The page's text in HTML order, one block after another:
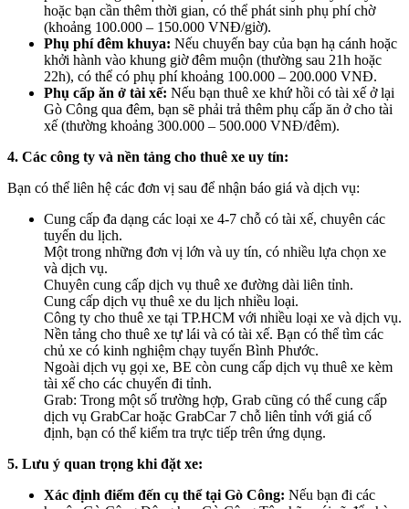
hoặc bạn cần thêm thời gian, có thể phát sinh phụ phí chờ
(khoảng 100.000 – 150.000 VNĐ/giờ).
Phụ phí đêm khuya: Nếu chuyến bay của bạn hạ cánh hoặc
khởi hành vào khung giờ đêm muộn (thường sau 21h hoặc
22h), có thể có phụ phí khoảng 100.000 – 200.000 VNĐ.
Phụ cấp ăn ở tài xế: Nếu bạn thuê xe khứ hồi có tài xế ở lại
Gò Công qua đêm, bạn sẽ phải trả thêm phụ cấp ăn ở cho tài
xế (thường khoảng 300.000 – 500.000 VNĐ/đêm).
4. Các công ty và nền tảng cho thuê xe uy tín:
Bạn có thể liên hệ các đơn vị sau để nhận báo giá và dịch vụ:
Cung cấp đa dạng các loại xe 4-7 chỗ có tài xế, chuyên các
tuyến du lịch.
Một trong những đơn vị lớn và uy tín, có nhiều lựa chọn xe
và dịch vụ.
Chuyên cung cấp dịch vụ thuê xe đường dài liên tỉnh.
Cung cấp dịch vụ thuê xe du lịch nhiều loại.
Công ty cho thuê xe tại TP.HCM với nhiều loại xe và dịch vụ.
Nền tảng cho thuê xe tự lái và có tài xế. Bạn có thể tìm các
chủ xe có kinh nghiệm chạy tuyến Bình Phước.
Ngoài dịch vụ gọi xe, BE còn cung cấp dịch vụ thuê xe kèm
tài xế cho các chuyến đi tỉnh.
Grab: Trong một số trường hợp, Grab cũng có thể cung cấp
dịch vụ GrabCar hoặc GrabCar 7 chỗ liên tỉnh với giá cố
định, bạn có thể kiểm tra trực tiếp trên ứng dụng.
5. Lưu ý quan trọng khi đặt xe:
Xác định điểm đến cụ thể tại Gò Công: Nếu bạn đi các